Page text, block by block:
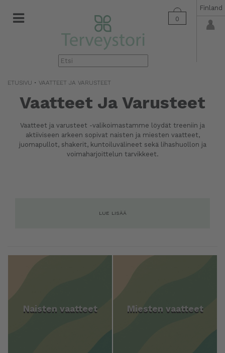
0
Finland
▼
ETUSIVU • VAATTEET JA VARUSTEET
Vaatteet Ja Varusteet
Vaatteet ja varusteet -valikoimastamme löydät treeniin ja
aktiiviseen arkeen sopivat naisten ja miesten vaatteet,
juomapullot, shakerit, kuntoiluvälineet sekä lihashuollon ja
voimaharjoittelun tarvikkeet.
LUE LISÄÄ
Naisten vaatteet Miesten vaatteet